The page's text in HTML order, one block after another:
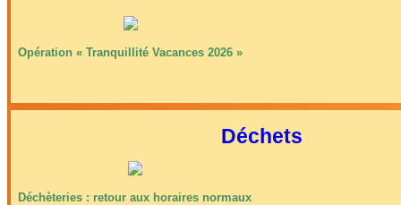
Opération « Tranquillité Vacances 2026 »
Déchets
Déchèteries : retour aux horaires normaux